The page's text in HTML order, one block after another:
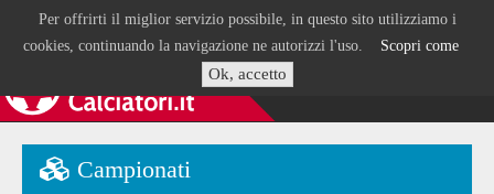
Per offrirti il miglior servizio possibile, in questo sito utilizziamo i
cookies, continuando la navigazione ne autorizzi l'uso. Scopri come
Ok, accetto
Campionati